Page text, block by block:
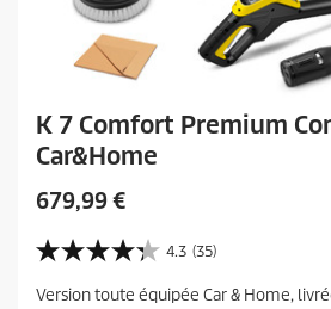
K 7 Comfort Premium
Car&Home
C
r
679,99 €
4.3 (35)
4
3
Version toute équipée Car & Home,